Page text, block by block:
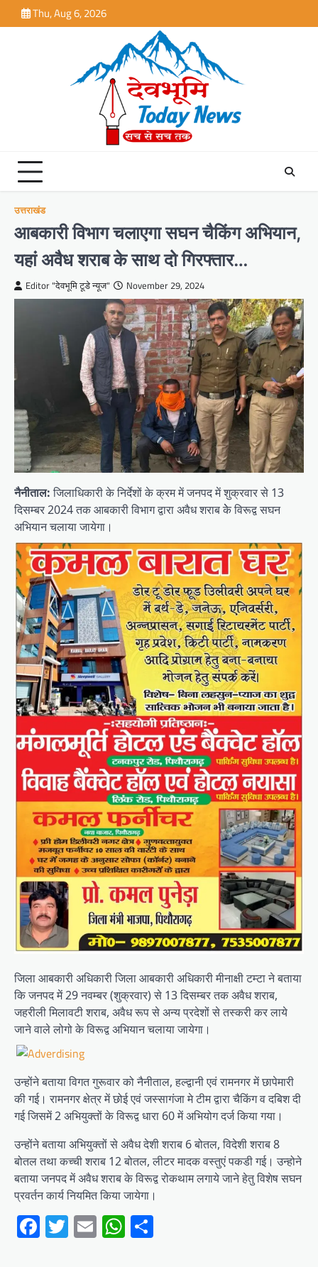
to
Thu, Aug 6, 2026
उत्तराखंड
आबकारी विभाग चलाएगा सघन चैकिंग अभियान,
यहां अवैध शराब के साथ दो गिरफ्तार…
Editor "देवभूमि टूडे न्यूज" November 29, 2024
नैनीताल:जिलाधिकारी के निर्देशों के क्रम में जनपद में शुक्रवार से 13
दिसम्बर 2024 तक आबकारी विभाग द्वारा अवैध शराब केे विरूद्व सघन
अभियान चलाया जायेगा।
जिला आबकारी अधिकारी जिला आबकारी अधिकारी मीनाक्षी टम्टा ने बताया
कि जनपद में 29 नवम्बर (शुक्रवार) से 13 दिसम्बर तक अवैध शराब,
जहरीली मिलावटी शराब, अवैध रूप से अन्य प्रदेशों से तस्करी कर लाये
जाने वाले लोगो के विरूद्व अभियान चलाया जायेगा।
उन्होंने बताया विगत गुरूवार को नैनीताल, हल्द्वानी एवं रामनगर में छापेमारी
की गई। रामनगर क्षेत्र में छोई एवं जस्सागंजा मे टीम द्वारा चैकिंग व दबिश दी
गई जिसमें 2 अभियुक्तों के विरूद्व धारा 60 में अभियोग दर्ज किया गया।
उन्होंने बताया अभियुक्तों से अवैध देशी शराब 6 बोतल, विदेशी शराब 8
बोतल तथा कच्ची शराब 12 बोतल, लीटर मादक वस्तुएं पकडी गई। उन्होने
बताया जनपद में अवैध शराब के विरूद्व रोकथाम लगाये जाने हेतु विशेष सघन
प्रवर्तन कार्य नियमित किया जायेगा।
Facebook
Twitter
EmailWhatsApp